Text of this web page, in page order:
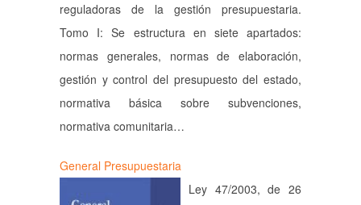
reguladoras de la gestión presupuestaria.
Tomo I: Se estructura en siete apartados:
normas generales, normas de elaboración,
gestión y control del presupuesto del estado,
normativa básica sobre subvenciones,
normativa comunitaria…
General Presupuestaria
Ley 47/2003, de 26